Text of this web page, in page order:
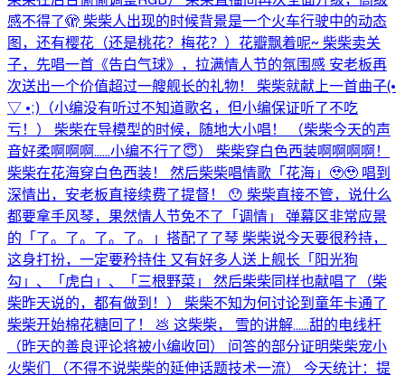
感不得了🫣 柴柴人出现的时候背景是一个火车行驶中的动态
图，还有樱花（还是桃花？梅花？）花瓣飘着呢~ 柴柴卖关
子，先唱一首《告白气球》，拉满情人节的氛围感 安老板再
次送出一个价值超过一艘舰长的礼物！ 柴柴就献上一首曲子(⁠•⁠
⁠▽⁠ ⁠•⁠;⁠)（小编没有听过不知道歌名，但小编保证听了不吃
亏！） 柴柴在导模型的时候，随地大小唱！ （柴柴今天的声
音好柔啊啊啊……小编不行了😇） 柴柴穿白色西装啊啊啊啊！
柴柴在花海穿白色西装！ 然后柴柴唱情歌「花海」🥹🥹 唱到
深情出，安老板直接续费了提督！ 😯 柴柴直接不管，说什么
都要拿手风琴，果然情人节免不了「调情」 弹幕区非常应景
的「了。了。了。了。」搭配了了琴 柴柴说今天要很矜持，
这身打扮，一定要矜持住 又有好多人送上舰长「阳光狗
勾」、「虎白」、「三根野菜」 然后柴柴同样也献唱了（柴
柴昨天说的，都有做到！） 柴柴不知为何讨论到童年卡通了
柴柴开始棉花糖回了！ 💩 这柴柴， 雪的讲解……甜的电线杆
（昨天的善良评论将被小编收回） 问答的部分证明柴柴宠小
火柴们 （不得不说柴柴的延伸话题技术一流） 今天统计：提